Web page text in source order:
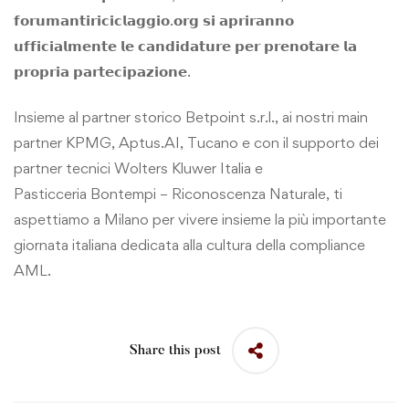
𝗳𝗼𝗿𝘂𝗺𝗮𝗻𝘁𝗶𝗿𝗶𝗰𝗶𝗰𝗹𝗮𝗴𝗴𝗶𝗼.𝗼𝗿𝗴 𝘀𝗶 𝗮𝗽𝗿𝗶𝗿𝗮𝗻𝗻𝗼
𝘂𝗳𝗳𝗶𝗰𝗶𝗮𝗹𝗺𝗲𝗻𝘁𝗲 𝗹𝗲 𝗰𝗮𝗻𝗱𝗶𝗱𝗮𝘁𝘂𝗿𝗲 𝗽𝗲𝗿 𝗽𝗿𝗲𝗻𝗼𝘁𝗮𝗿𝗲 𝗹𝗮
𝗽𝗿𝗼𝗽𝗿𝗶𝗮 𝗽𝗮𝗿𝘁𝗲𝗰𝗶𝗽𝗮𝘇𝗶𝗼𝗻𝗲.
Insieme al partner storico Betpoint s.r.l., ai nostri main
partner KPMG, Aptus.AI, Tucano e con il supporto dei
partner tecnici Wolters Kluwer Italia e
Pasticceria Bontempi – Riconoscenza Naturale, ti
aspettiamo a Milano per vivere insieme la più importante
giornata italiana dedicata alla cultura della compliance
AML.
Share this post